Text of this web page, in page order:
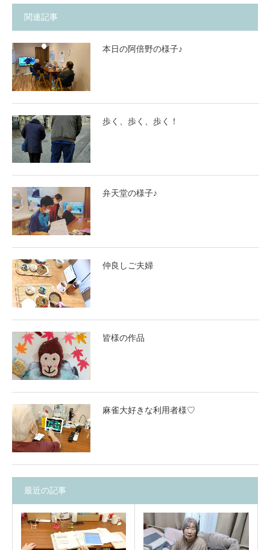
関連記事
本日の阿倍野の様子♪
歩く、歩く、歩く！
弁天堂の様子♪
仲良しご夫婦
皆様の作品
麻雀大好きな利用者様♡
最近の記事